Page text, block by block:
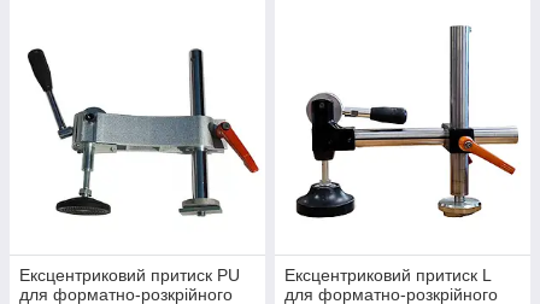
Ексцентриковий притиск PU
для форматно-розкрійного
Ексцентриковий притиск L
для форматно-розкрійного